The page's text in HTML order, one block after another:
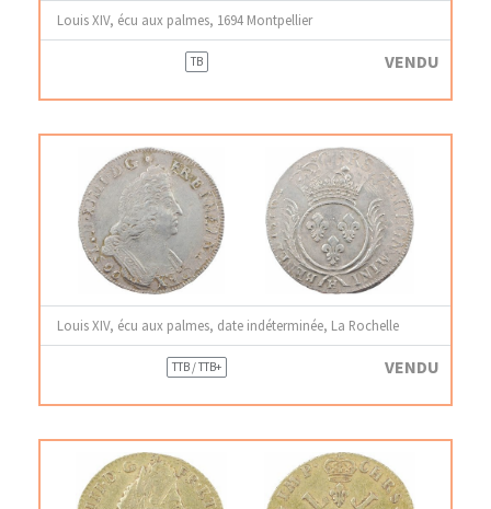
Louis XIV, écu aux palmes, 1694 Montpellier
TB VENDU
Louis XIV, écu aux palmes, date indéterminée, La Rochelle
TTB / TTB+ VENDU